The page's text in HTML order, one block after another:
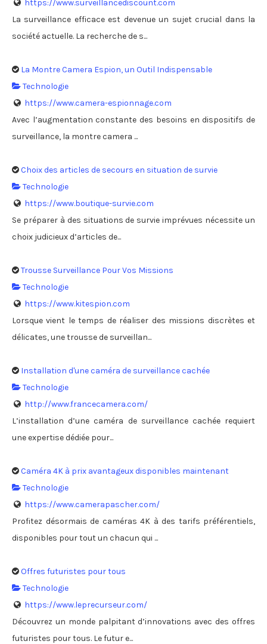
https://www.surveillancediscount.com
La surveillance efficace est devenue un sujet crucial dans la
société actuelle. La recherche de s...
La Montre Camera Espion, un Outil Indispensable
Technologie
https://www.camera-espionnage.com
Avec l’augmentation constante des besoins en dispositifs de
surveillance, la montre camera ...
Choix des articles de secours en situation de survie
Technologie
https://www.boutique-survie.com
Se préparer à des situations de survie imprévues nécessite un
choix judicieux d’articles de...
Trousse Surveillance Pour Vos Missions
Technologie
https://www.kitespion.com
Lorsque vient le temps de réaliser des missions discrètes et
délicates, une trousse de surveillan...
Installation d'une caméra de surveillance cachée
Technologie
http://www.francecamera.com/
L’installation d’une caméra de surveillance cachée requiert
une expertise dédiée pour...
Caméra 4K à prix avantageux disponibles maintenant
Technologie
https://www.camerapascher.com/
Profitez désormais de caméras 4K à des tarifs préférentiels,
disponibles pour tout un chacun qui ...
Offres futuristes pour tous
Technologie
https://www.leprecurseur.com/
Découvrez un monde palpitant d’innovations avec des offres
futuristes pour tous. Le futur e...